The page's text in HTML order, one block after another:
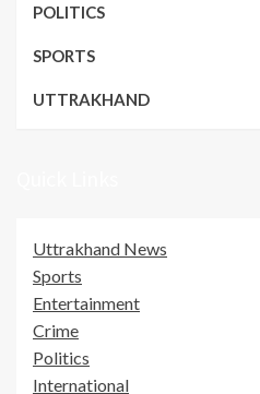
POLITICS
SPORTS
UTTRAKHAND
Uttrakhand News
Sports
Entertainment
Crime
Politics
International